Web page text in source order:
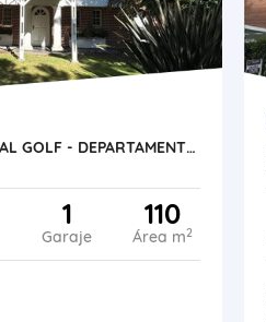
PINAMAR- TERRAZAS AL GOLF - DEPARTAMENTO EN DUPLEX
1
Garaje
110
Área m2